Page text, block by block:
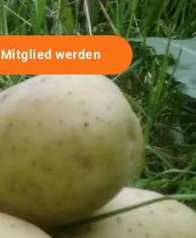
Mitglied werden